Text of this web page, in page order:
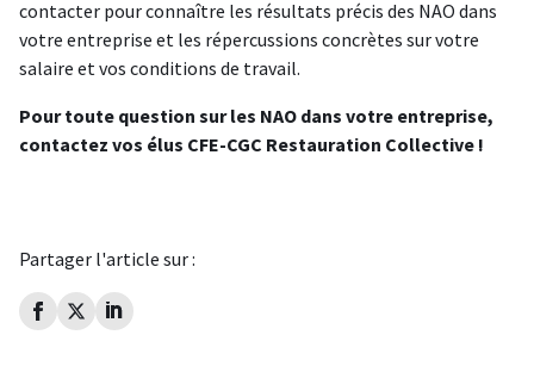
contacter pour connaître les résultats précis des NAO dans
votre entreprise et les répercussions concrètes sur votre
salaire et vos conditions de travail.
Pour toute question sur les NAO dans votre entreprise,
contactez vos élus CFE-CGC Restauration Collective !
Partager l'article sur :